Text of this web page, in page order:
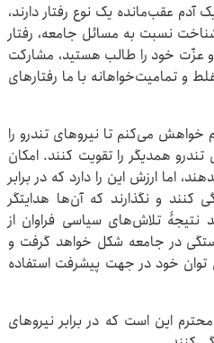
آدم عقب‌مانده یک نوع رفتار دارند،
نسبت به مسائل جامعه، رفتار
و عزّت خود را طالب هستید، مشارکت
و تمامیت‌خواهانه با ما رفتارهای
می‌کنم تا نیروهای تندرو را
تندرو همدیگر را تقویت کنند. امکان
اما ارزش این را دارد که در برابر
کنند و نگذارند که آن‌ها هدایتگر
نتیجۀ تلاش‌های سیاسی فراوان از
در جامعه شکل خواهد گرفت و
توان خود در جهت پیشرفت استفاده
این است که در برابر نیروهای